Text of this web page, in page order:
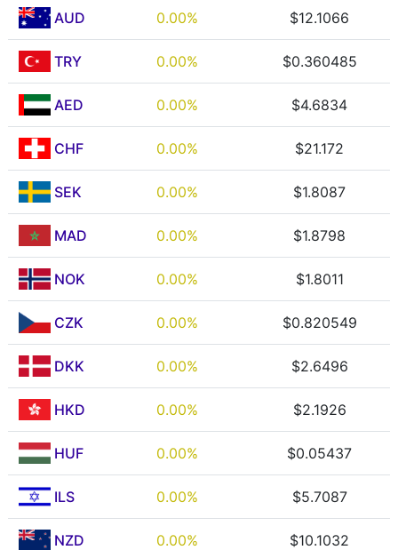
AUD 0.00% $12.1066
TRY 0.00% $0.360485
AED 0.00% $4.6834
CHF 0.00% $21.172
SEK 0.00% $1.8087
MAD 0.00% $1.8798
NOK 0.00% $1.8011
CZK 0.00% $0.820549
DKK 0.00% $2.6496
HKD 0.00% $2.1926
HUF 0.00% $0.05437
ILS 0.00% $5.7087
NZD 0.00% $10.1032